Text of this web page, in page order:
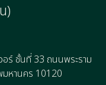
)
อร์ ชั้นที่ 33 ถนนพระราม
มหานคร 10120